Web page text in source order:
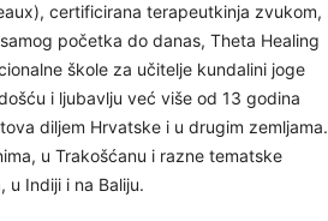
certificirana terapeutkinja zvukom,
početka do danas, Theta Healing
škole za učitelje kundalini joge
i ljubavlju već više od 13 godina
diljem Hrvatske i u drugim zemljama.
u Trakošćanu i razne tematske
Indiji i na Baliju.